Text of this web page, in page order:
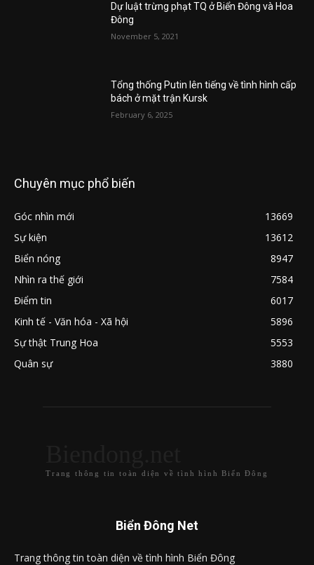
Dự luật trừng phạt TQ ở Biển Đông và Hoa
Đông
November 5, 2021
Tổng thống Putin lên tiếng về tình hình cấp
bách ở mặt trận Kursk
February 6, 2025
Chuyên mục phổ biến
Góc nhìn mới
13669
Sự kiện
13612
Biển nóng
8947
Nhìn ra thế giới
7584
Điểm tin
6017
Kinh tế - Văn hóa - Xã hội
5896
Sự thật Trung Hoa
5553
Quân sự
3880
Trang thông tin toàn diện về tình hình Biển Đông
Biển Đông Net
Trang thông tin toàn diện về tình hình Biển Đông